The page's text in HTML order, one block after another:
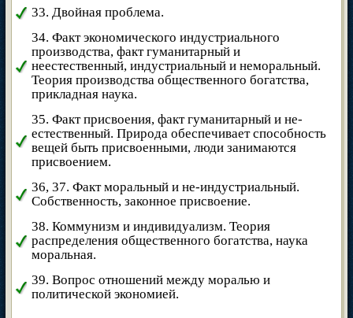
33. Двойная проблема.
34. Факт экономического индустриального
производства, факт гуманитарный и
неестественный, индустриальный и неморальный.
Теория производства общественного богатства,
прикладная наука.
35. Факт присвоения, факт гуманитарный и не-
естественный. Природа обеспечивает способность
вещей быть присвоенными, люди занимаются
присвоением.
36, 37. Факт моральный и не-индустриальный.
Собственность, законное присвоение.
38. Коммунизм и индивидуализм. Теория
распределения общественного богатства, наука
моральная.
39. Вопрос отношений между моралью и
политической экономией.